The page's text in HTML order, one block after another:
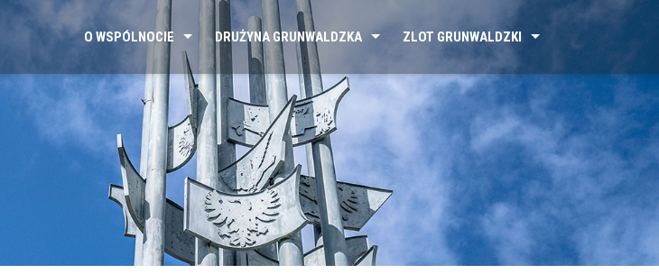
O WSPÓLNOCIE DRUŻYNA GRUNWALDZKA ZLOT GRUNWALDZKI